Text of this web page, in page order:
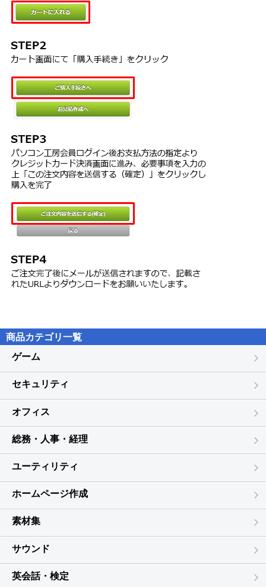
ニュアル等に関する著作権その他の知的所有権をお客様に譲渡する
ものではありません。
第2条（使用条件）
に限り本ソフトウェアをインストールして使用することを許諾いた
します。ただし、ユーザー１名で、かつ複数のコンピュータによる
同時使用を行なわない場合には、複数台のコンピュータでの本ソフ
トウェアをインストールして使用することを許諾いたします。
お客様が、以下の各号の行為を行なうことは禁止いたします。
1. 本ソフトウェアをバックアップの目的以外で複製すること
2. 本ソフトウェアの改変・結合・リバースエンジニアリング（逆
アセンブル等）・解析等。
3. 本製品または複製物（本条第1号の目的で複製したか否かを問わ
ない）を譲渡すること（ただし、弊社の承認する者を除く）
4. 本ソフトウェアを使用して他ソフトウェアを個人利用の範囲を
超えて無断複製および無断使用すること
5. 本ソフトウェアを第三者に送信可能な状態でネットワーク上に
第4条（有効期間）
1. 本文の効力は、お客様が本製品の複製またはインストール等の
の著作権その他の知的所有権を侵害した場合には、弊社はお客様へ
の使用許諾を解除することができます。
3. 前項によりお客様の使用許諾が解除された場合には、本製品を
すみやかにアンインストールし、CD-ROM等の記録媒体を破棄する
ればこれに従うものとします）。
第5条（保証範囲）
1. 本製品の選択および使用効果については、お客様の責任とさせ
ていただきます。また、弊社は、本条以外には、本製品、本マニュ
責任または瑕疵担保責任を負わないものとします。
あり、弊社が当該欠陥につき弊社の責に帰すべき事由があることを
確認した場合には、ご購入日から90日以内に限り、無料で別の本製
3. 製品がお客様の動作環境にて正常に動作しない場合、弊社が提
供する安心サービスを利用することが可能です。ただし、安心サー
ビスの条件を満たしていることが必要です。（詳しい条件等につい
ては、安心サービス規約をご参照ください）
4. 弊社は、本ソフトウェアのプログラムに誤り（バグ）があるこ
商品カテゴリ一覧
ゲーム
セキュリティ
オフィス
総務・人事・経理
ユーティリティ
ホームページ作成
素材集
サウンド
英会話・検定